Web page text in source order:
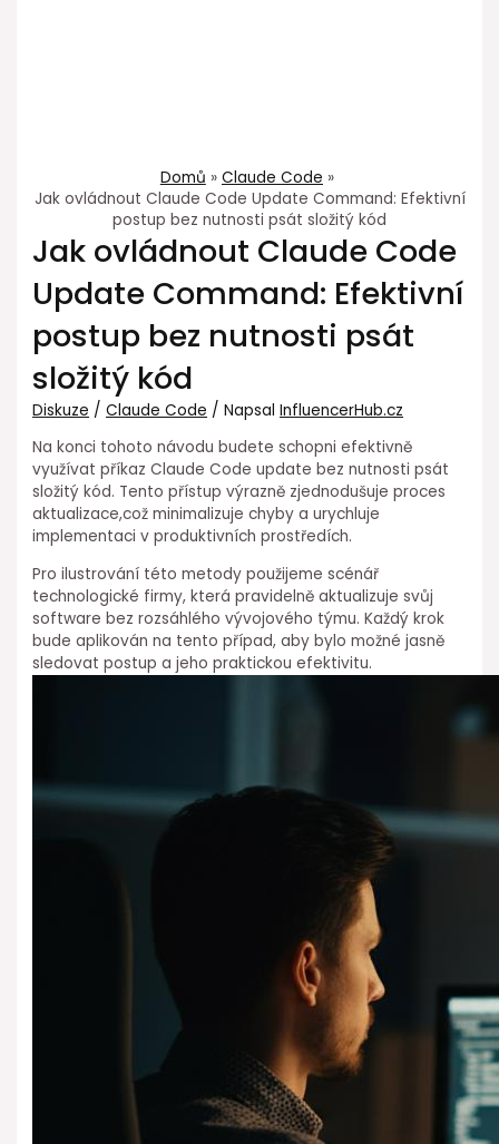
Domů
Claude Code
Jak ovládnout Claude Code Update Command: Efektivní
postup bez nutnosti psát složitý kód
Jak ovládnout Claude Code
Update Command: Efektivní
postup bez nutnosti psát
složitý kód
Diskuze /Claude Code / NapsalInfluencerHub.cz
Na konci tohoto návodu ⁤budete schopni efektivně
využívat příkaz Claude Code update bez nutnosti psát
složitý kód. Tento přístup⁢ výrazně zjednodušuje proces⁤
aktualizace,což minimalizuje chyby a ⁣urychluje
⁤implementaci v produktivních prostředích.
Pro ilustrování této metody použijeme scénář
technologické firmy, která pravidelně aktualizuje svůj
software bez rozsáhlého vývojového týmu. ⁤Každý krok
bude aplikován na tento případ, aby bylo možné jasně
sledovat postup a jeho praktickou efektivitu.